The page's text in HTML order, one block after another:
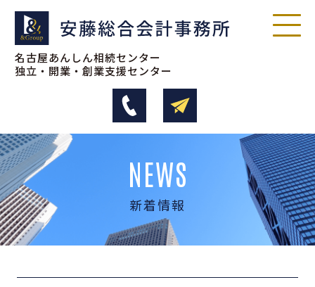
名古屋あんしん相続センター
独立・開業・創業支援センター
NEWS
新着情報